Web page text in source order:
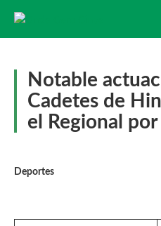
Notable
Cadetes de
el Regional
Deportes